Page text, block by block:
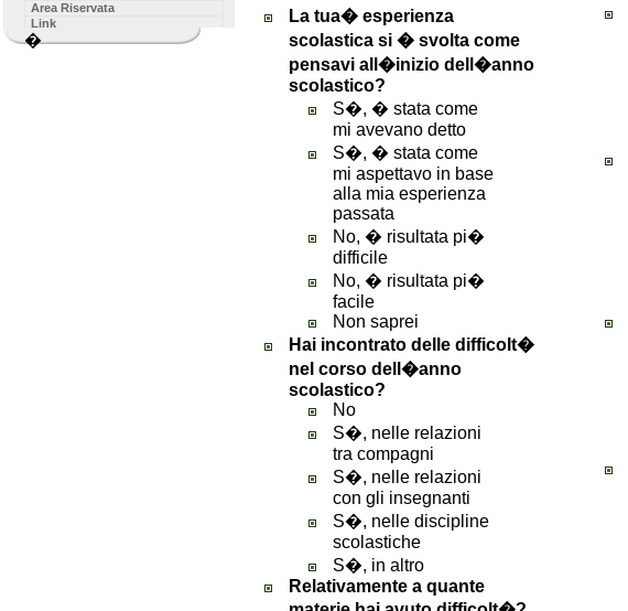
Area Riservata
Link
�
La tua� esperienza
scolastica si � svolta come
pensavi all�inizio dell�anno
scolastico?
S�, � stata come
mi avevano detto
S�, � stata come
mi aspettavo in base
alla mia esperienza
passata
No, � risultata pi�
difficile
No, � risultata pi�
facile
Non saprei
Hai incontrato delle difficolt�
nel corso dell�anno
scolastico?
No
S�, nelle relazioni
tra compagni
S�, nelle relazioni
con gli insegnanti
S�, nelle discipline
scolastiche
S�, in altro
Relativamente a quante